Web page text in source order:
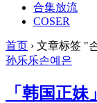
合集放流
COSER
首页 › 文章标签 "
孙乐乐손예은
「韩国正